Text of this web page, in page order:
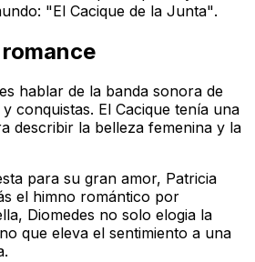
"El Cacique de la Junta".
hablar de la banda sonora de
conquistas. El Cacique tenía una
describir la belleza femenina y la
para su gran amor, Patricia
el himno romántico por
Diomedes no solo elogia la
que eleva el sentimiento a una